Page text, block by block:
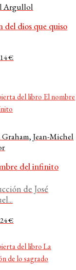
Argullol
del dios que quiso
€
Jean-Michel
del infinito
de José
€